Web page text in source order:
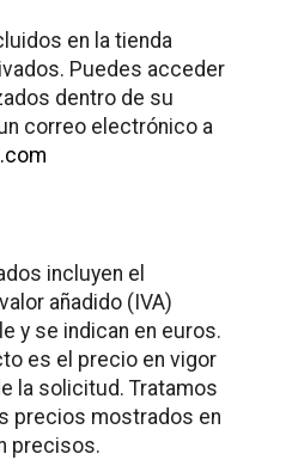
en la tienda
Puedes acceder
dentro de su
correo electrónico a
incluyen el
añadido (IVA)
y se indican en euros.
es el precio en vigor
la solicitud. Tratamos
precios mostrados en
precisos.